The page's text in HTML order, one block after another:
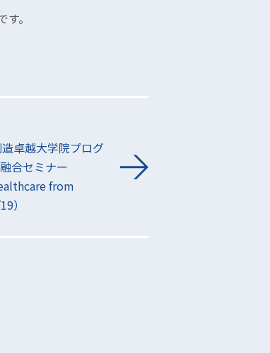
。
卓越大学院プログ
合セミナー
from
）